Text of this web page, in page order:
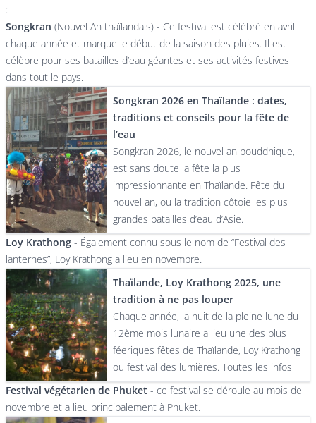
:
Songkran (Nouvel An thaïlandais) - Ce festival est célébré en avril
chaque année et marque le début de la saison des pluies. Il est
célèbre pour ses batailles d’eau géantes et ses activités festives
dans tout le pays.
Songkran 2026 en Thaïlande : dates,
traditions et conseils pour la fête de
l’eau
Songkran 2026, le nouvel an bouddhique,
est sans doute la fête la plus
impressionnante en Thaïlande. Fête du
nouvel an, ou la tradition côtoie les plus
grandes batailles d’eau d’Asie.
Loy Krathong - Également connu sous le nom de “Festival des
lanternes”, Loy Krathong a lieu en novembre.
Thaïlande, Loy Krathong 2025, une
tradition à ne pas louper
Chaque année, la nuit de la pleine lune du
12ème mois lunaire a lieu une des plus
féeriques fêtes de Thaïlande, Loy Krathong
ou festival des lumières. Toutes les infos
Festival végétarien de Phuket - ce festival se déroule au mois de
novembre et a lieu principalement à Phuket.